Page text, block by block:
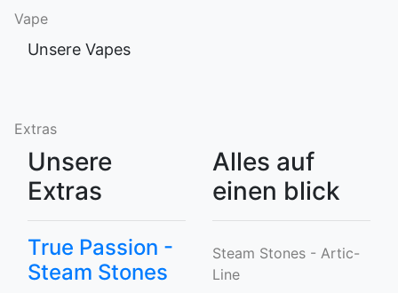
Vape
Unsere Vapes
Extras
Unsere
Extras
True Passion -
Steam Stones
Alles auf
einen blick
Steam Stones - Artic-
Line